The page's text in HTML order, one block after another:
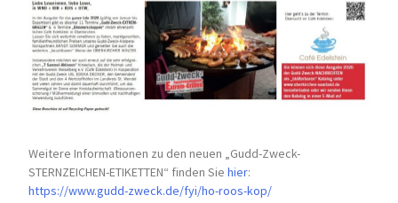
Weitere Informationen zu den neuen „Gudd-Zweck-
STERNZEICHEN-ETIKETTEN“ finden Siehier:
https://www.gudd-zweck.de/fyi/ho-roos-kop/